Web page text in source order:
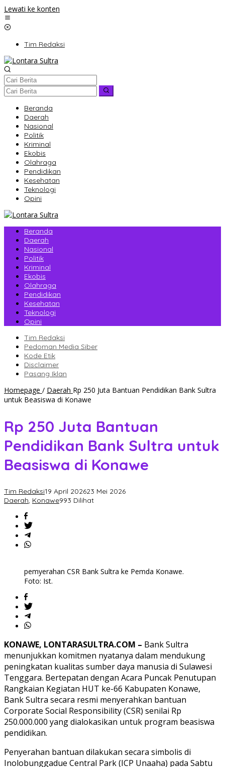
Lewati ke konten
Tim Redaksi
Beranda
Daerah
Nasional
Politik
Kriminal
Ekobis
Olahraga
Pendidikan
Kesehatan
Teknologi
Opini
Beranda
Daerah
Nasional
Politik
Kriminal
Ekobis
Olahraga
Pendidikan
Kesehatan
Teknologi
Opini
Tim Redaksi
Pedoman Media Siber
Kode Etik
Disclaimer
Pasang Iklan
Homepage / Daerah Rp 250 Juta Bantuan Pendidikan Bank Sultra
untuk Beasiswa di Konawe
Rp 250 Juta Bantuan
Pendidikan Bank Sultra untuk
Beasiswa di Konawe
Tim Redaksi19 April 202623 Mei 2026
Daerah, Konawe993 Dilihat
pemyerahan CSR Bank Sultra ke Pemda Konawe.
Foto: Ist.
KONAWE, LONTARASULTRA.COM – Bank Sultra
menunjukkan komitmen nyatanya dalam mendukung
peningkatan kualitas sumber daya manusia di Sulawesi
Tenggara. Bertepatan dengan Acara Puncak Penutupan
Rangkaian Kegiatan HUT ke-66 Kabupaten Konawe,
Bank Sultra secara resmi menyerahkan bantuan
Corporate Social Responsibility (CSR) senilai Rp
250.000.000 yang dialokasikan untuk program beasiswa
pendidikan.
Penyerahan bantuan dilakukan secara simbolis di
Inolobunggadue Central Park (ICP Unaaha) pada Sabtu